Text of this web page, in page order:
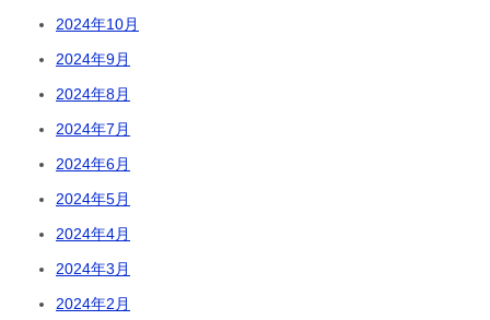
2024年10月
2024年9月
2024年8月
2024年7月
2024年6月
2024年5月
2024年4月
2024年3月
2024年2月